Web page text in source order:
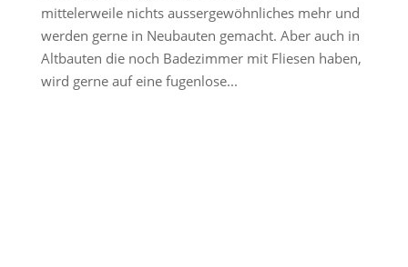
mittelerweile nichts aussergewöhnliches mehr und
werden gerne in Neubauten gemacht. Aber auch in
Altbauten die noch Badezimmer mit Fliesen haben,
wird gerne auf eine fugenlose...